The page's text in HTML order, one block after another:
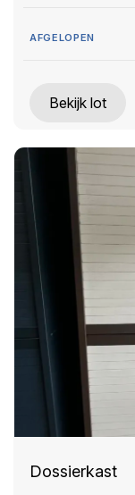
AFGELOPEN
Bekijk lot
Dossierkast